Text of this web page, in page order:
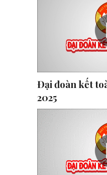
Đại đoàn kết
2025